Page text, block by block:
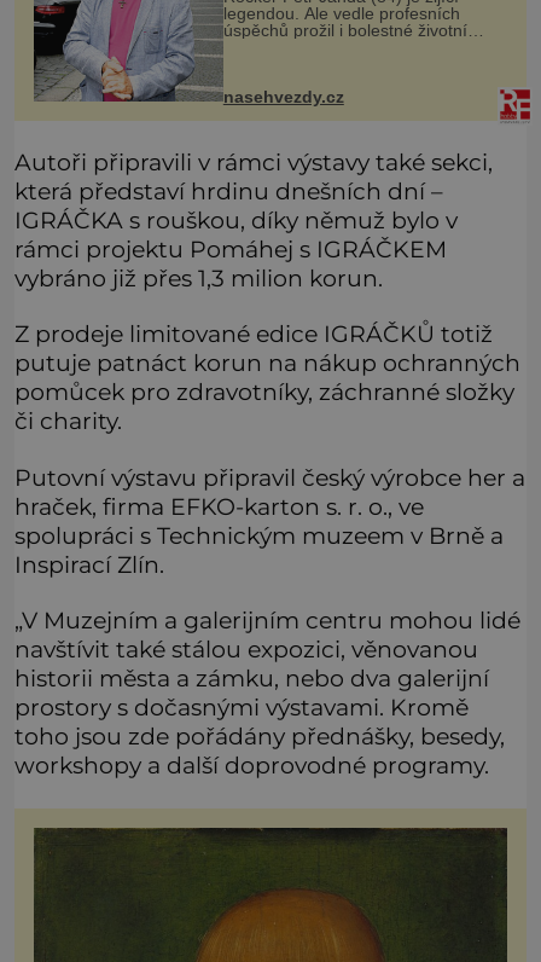
legendou. Ale vedle profesních
úspěchů prožil i bolestné životní
zkoušky. Zpěvák Petr Janda (84),
frontman skupiny Olympic, je otcem
nasehvezdy.cz
Autoři připravili v rámci výstavy také sekci,
která představí hrdinu dnešních dní –
IGRÁČKA s rouškou, díky němuž bylo v
rámci projektu Pomáhej s IGRÁČKEM
vybráno již přes 1,3 milion korun.
Z prodeje limitované edice IGRÁČKŮ totiž
putuje patnáct korun na nákup ochranných
pomůcek pro zdravotníky, záchranné složky
či charity.
Putovní výstavu připravil český výrobce her a
hraček, firma EFKO-karton s. r. o., ve
spolupráci s Technickým muzeem v Brně a
Inspirací Zlín.
„V Muzejním a galerijním centru mohou lidé
navštívit také stálou expozici, věnovanou
historii města a zámku, nebo dva galerijní
prostory s dočasnými výstavami. Kromě
toho jsou zde pořádány přednášky, besedy,
workshopy a další doprovodné programy.